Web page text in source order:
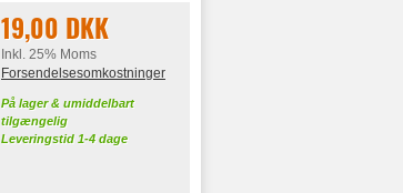
19,00 DKK
Inkl. 25% Moms
Forsendelsesomkostninger
På lager & umiddelbart
tilgængelig
Leveringstid 1-4 dage